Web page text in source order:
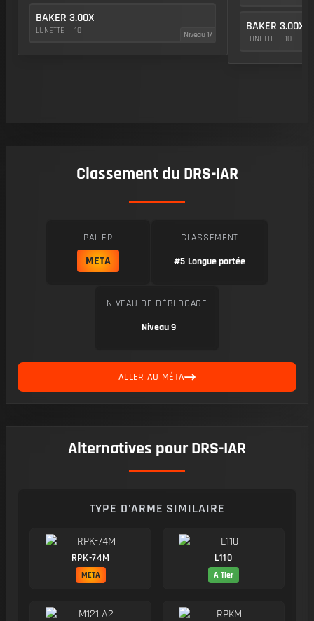
BAKER 3.00X
LUNETTE 10 Niveau 17
BAKER 3.00X
LUNETTE 10
Classement du DRS-IAR
PALIER
META
CLASSEMENT
#5 Longue portée
NIVEAU DE DÉBLOCAGE
Niveau 9
ALLER AU MÉTA
Alternatives pour DRS-IAR
TYPE D'ARME SIMILAIRE
RPK-74M
META
L110
A Tier